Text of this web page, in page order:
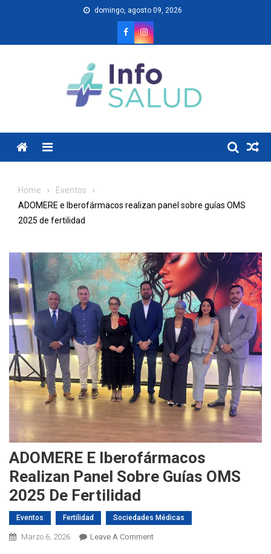
domingo, agosto 09, 2026
Menu
Home
Eventos
ADOMERE e Iberofármacos realizan panel sobre guías OMS
2025 de fertilidad
ADOMERE E Iberofármacos
Realizan Panel Sobre Guías OMS
2025 De Fertilidad
Eventos Fertilidad Sociedades Médicas
Marzo 6, 2026 Leave A CommentOn